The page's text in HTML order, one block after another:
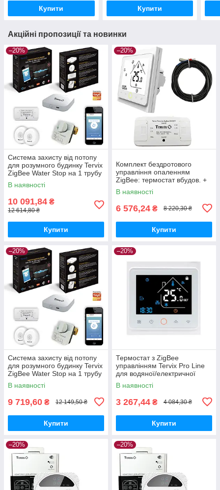
Купити Купити
Акційні пропозиції та новинки
–20%
Система захисту від потопу
для розумного будинку Tervix
ZigBee Water Stop на 1 трубу
3/4"
В наявності
10 091,84 ₴
12 614,80 ₴
Купити
–20%
Комплект бездротового
управління опаленням
ZigBee: термостат вбудов. +
реле On/Off (220В)
В наявності
6 576,24 ₴ 8 220,30 ₴
Купити
–20%
Система захисту від потопу
для розумного будинку Tervix
ZigBee Water Stop на 1 трубу
1/2"
В наявності
9 719,60 ₴ 12 149,50 ₴
Купити
–20%
Термостат з ZigBee
управлінням Tervix Pro Line
для водяної/електричної
теплої підлоги
В наявності
3 267,44 ₴ 4 084,30 ₴
Купити
–20% –20%